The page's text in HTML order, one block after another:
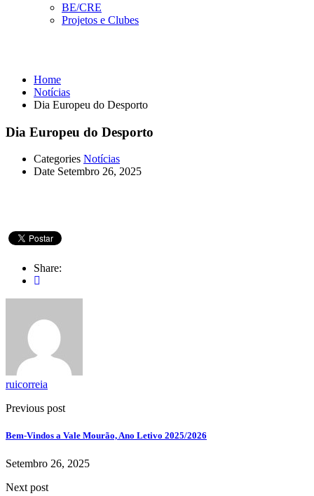
BE/CRE
Projetos e Clubes
Home
Notícias
Dia Europeu do Desporto
Dia Europeu do Desporto
Categories Notícias
Date Setembro 26, 2025
Share:
ruicorreia
Previous post
Bem-Vindos a Vale Mourão, Ano Letivo 2025/2026
Setembro 26, 2025
Next post